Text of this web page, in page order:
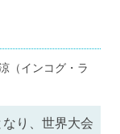
（インコグ・ラ
り、世界大会